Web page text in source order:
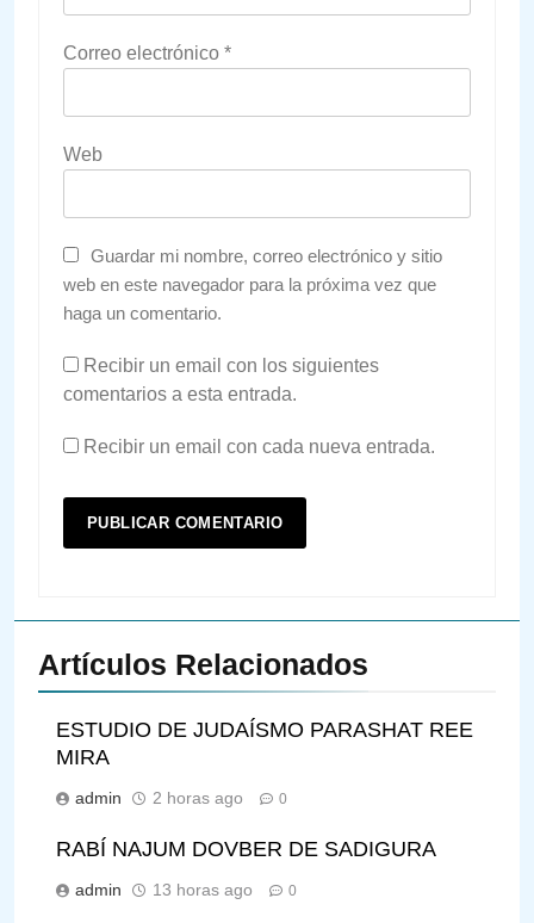
Correo electrónico *
Web
Guardar mi nombre, correo electrónico y sitio
web en este navegador para la próxima vez que
haga un comentario.
Recibir un email con los siguientes
comentarios a esta entrada.
Recibir un email con cada nueva entrada.
Artículos Relacionados
ESTUDIO DE JUDAÍSMO PARASHAT REE
MIRA
admin 2 horas ago 0
RABÍ NAJUM DOVBER DE SADIGURA
admin 13 horas ago 0